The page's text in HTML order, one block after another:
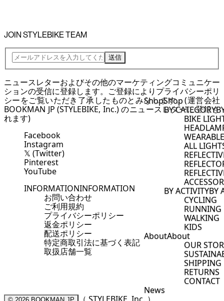
ShopShop
BY CATEGORY
BIKE
ALL
BY ACTIVITYBY
CYCLING
RUNNING
WALKING
KIDS
AboutAbout
OUR
SHIPPING
RETURNS
CONTACT
News
JOIN STYLEBIKE TEAM
送信
ニュースレターおよびその他のマーケティングコミュニケー
ションの受信に登録します。ご登録により プライバシーポリ
シーをご覧いただき了承したものとみなします。(運営会社
BOOKMAN JP (STYLEBIKE, Inc.) のニュースレターに登録さ
れます)
Facebook
Instagram
𝕏 (Twitter)
Pinterest
YouTube
INFORMATIONINFORMATION
お問い合わせ
ご利用規約
プライバシーポリシー
返金ポリシー
配送ポリシー
特定商取引法に基づく表記
取扱店舗一覧